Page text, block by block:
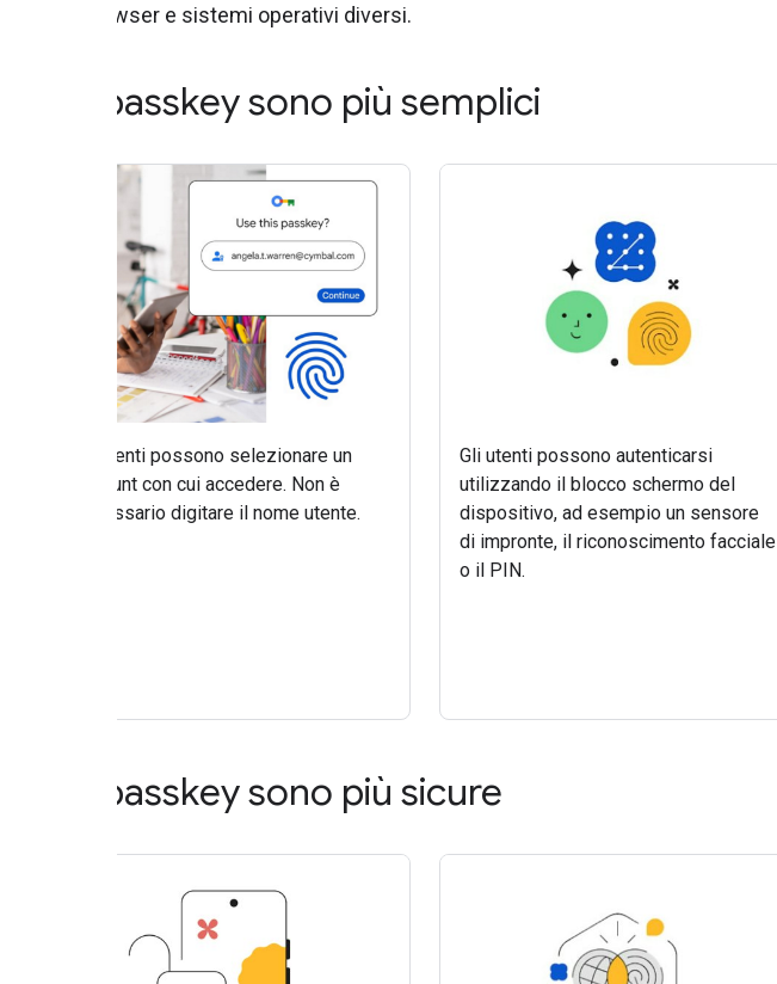
su browser e sistemi operativi diversi.
Le passkey sono più semplici
Gli utenti possono selezionare un
account con cui accedere. Non è
necessario digitare il nome utente.
Gli utenti possono autenticarsi
utilizzando il blocco schermo del
dispositivo, ad esempio un sensore
di impronte, il riconoscimento facciale
o il PIN.
Le passkey sono più sicure